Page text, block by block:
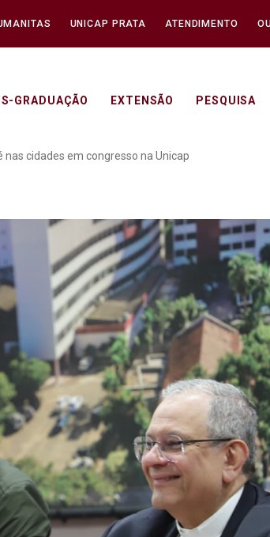
UNICAP PRATA ATENDIMENTO
GRADUAÇÃO EXTENSÃO PESQUISA
novos
cidades em congresso na Unicap